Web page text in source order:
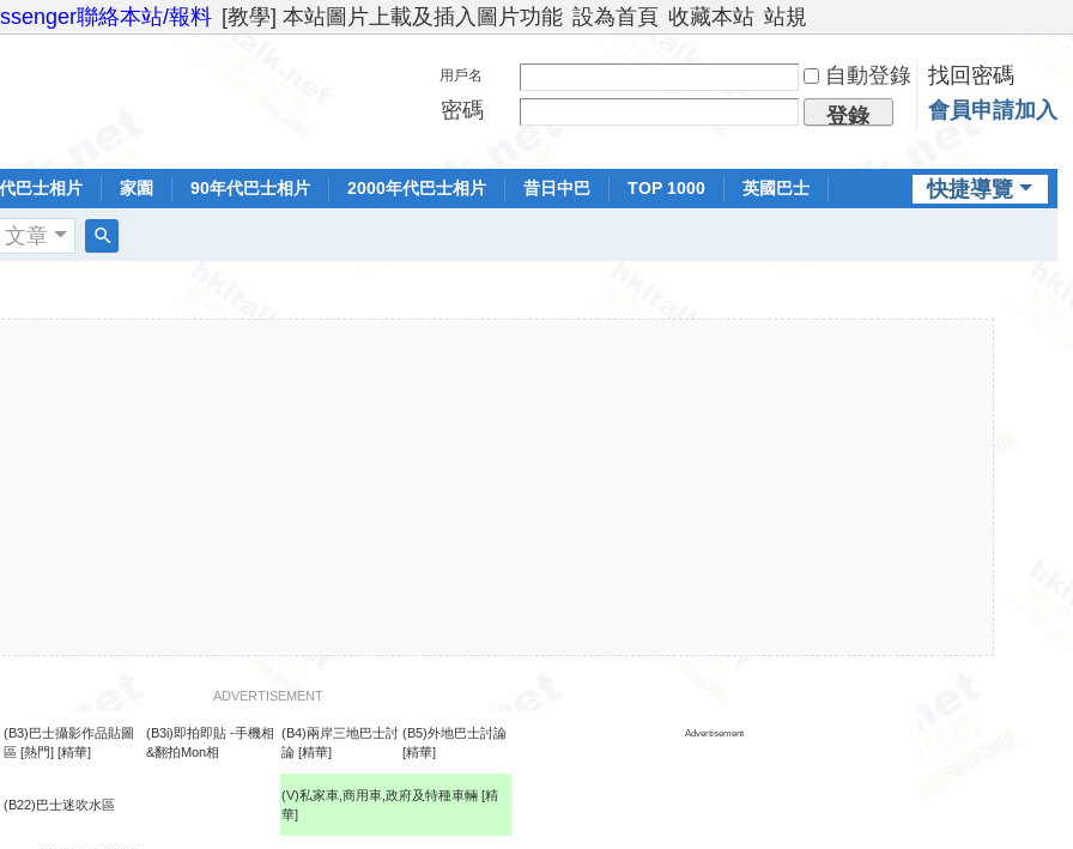
聯絡本站/報料 [教學] 本站圖片上載及插入圖片功能 設為首頁 收藏本站 站規
用戶名 自動登錄
找回密碼
密碼
登錄 會員申請加入
快捷導覽
巴士相片 家園 90年代巴士相片 2000年代巴士相片 昔日中巴 TOP 1000
英國巴士
文章
ADVERTISEMENT
(B3)巴士攝影作品貼圖
區 [熱門] [精華]
(B3i)即拍即貼 -手機相
&翻拍Mon相
(B4)兩岸三地巴士討
論 [精華]
(B5)外地巴士討論
[精華]
Advertisement
(B22)巴士迷吹水區
(V)私家車,商用車,政府及特種車輛 [精
華]